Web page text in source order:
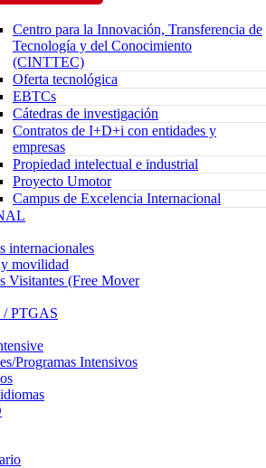
Centro para la Innovación, Transferencia de
Tecnología y del Conocimiento
(CINTTEC)
Oferta tecnológica
EBTCs
Cátedras de investigación
Contratos de I+D+i con entidades y
empresas
Propiedad intelectual e industrial
Proyecto Umotor
Campus de Excelencia Internacional
internacionales
movilidad
Visitantes (Free Mover
/ PTGAS
Programas Intensivos